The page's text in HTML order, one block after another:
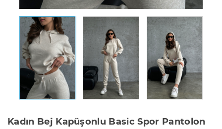
Kadın Bej Kapüşonlu Basic Spor Pantolon